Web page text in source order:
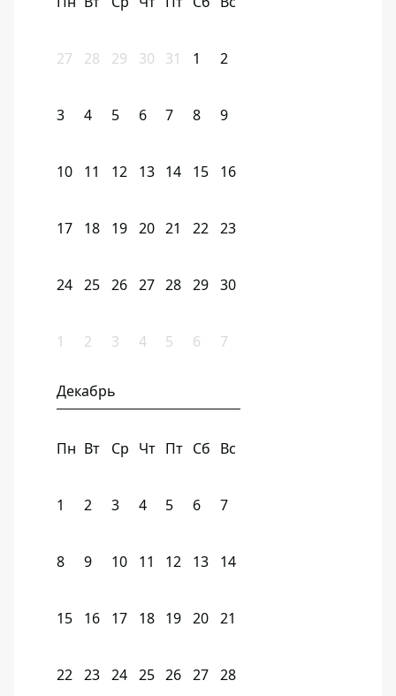
27 28 29 30 31 1 2
3 4 5 6 7 8 9
10 11 12 13 14 15 16
17 18 19 20 21 22 23
24 25 26 27 28 29 30
1 2 3 4 5 6 7
Декабрь
Пн Вт Ср Чт Пт Сб Вс
1 2 3 4 5 6 7
8 9 10 11 12 13 14
15 16 17 18 19 20 21
22 23 24 25 26 27 28